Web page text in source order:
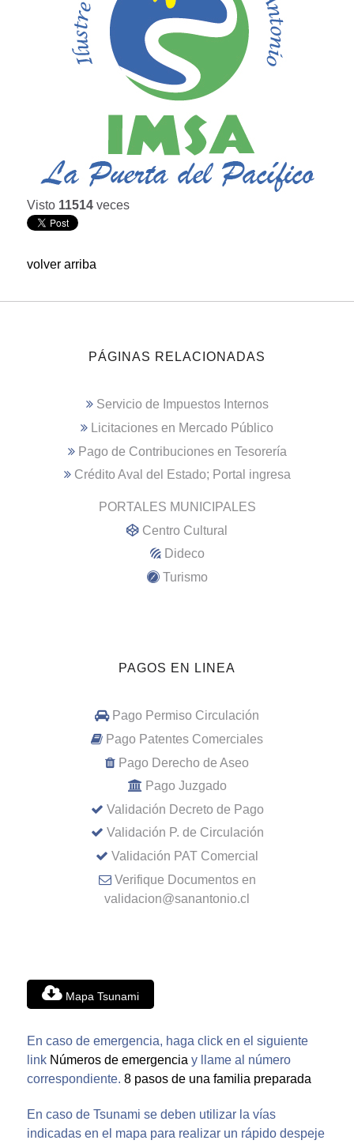
Visto 11514 veces
volver arriba
PÁGINAS RELACIONADAS
Servicio de Impuestos Internos
Licitaciones en Mercado Público
Pago de Contribuciones en Tesorería
Crédito Aval del Estado; Portal ingresa
PORTALES MUNICIPALES
Centro Cultural
Dideco
Turismo
PAGOS EN LINEA
Pago Permiso Circulación
Pago Patentes Comerciales
Pago Derecho de Aseo
Pago Juzgado
Validación Decreto de Pago
Validación P. de Circulación
Validación PAT Comercial
Verifique Documentos en
validacion@sanantonio.cl
Mapa Tsunami
En caso de emergencia, haga click en el siguiente
link Números de emergencia y llame al número
correspondiente. 8 pasos de una familia preparada
En caso de Tsunami se deben utilizar la vías
indicadas en el mapa para realizar un rápido despeje